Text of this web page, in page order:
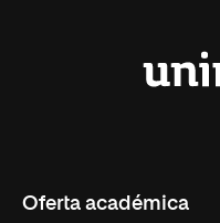
Oferta académica